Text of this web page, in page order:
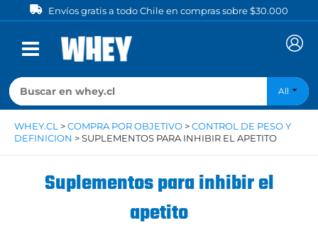
al
contenido
Envíos gratis a todo Chile en compras sobre $30.000
All
WHEY.CL > COMPRA POR OBJETIVO > CONTROL DE PESO Y
DEFINICION > SUPLEMENTOS PARA INHIBIR EL APETITO
Suplementos para inhibir el
apetito